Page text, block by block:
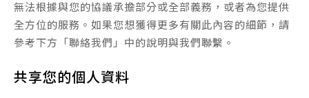
無法根據與您的協議承擔部分或全部義務，或者為您提供
全方位的服務。如果您想獲得更多有關此內容的細節，請
參考下方「聯絡我們」中的說明與我們聯繫。
共享您的個人資料